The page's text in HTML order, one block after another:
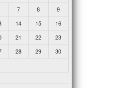
7 8
9
14 15
16
21 22
23
28 29
30